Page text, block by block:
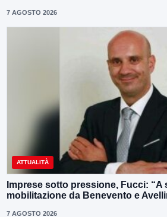
7 AGOSTO 2026
ATTUALITÀ
Imprese sotto pressione, Fucci: “A
mobilitazione da Benevento e
7 AGOSTO 2026